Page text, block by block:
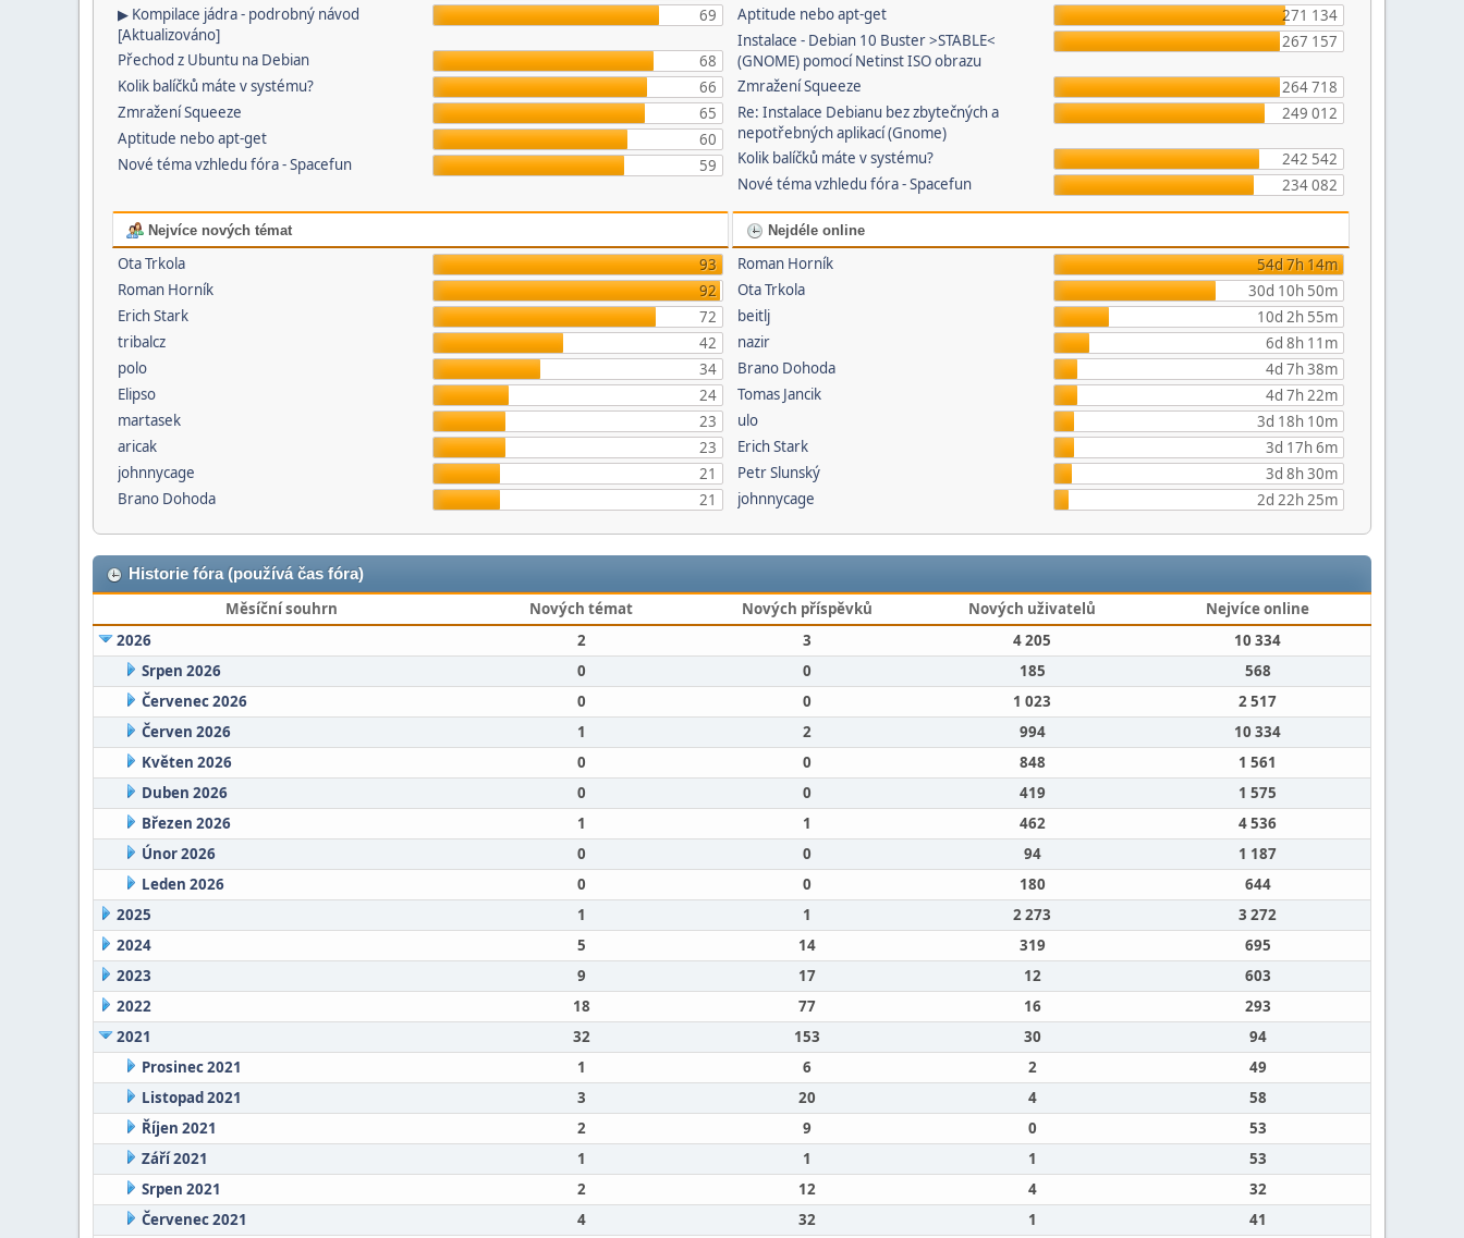
▶ Kompilace jádra - podrobný návod
[Aktualizováno]
69
Přechod z Ubuntu na Debian
68
Kolik balíčků máte v systému?
66
Zmražení Squeeze
65
Aptitude nebo apt-get
60
Nové téma vzhledu fóra - Spacefun
59
Aptitude nebo apt-get
271 134
Instalace - Debian 10 Buster >STABLE<
(GNOME) pomocí Netinst ISO obrazu
267 157
Zmražení Squeeze
264 718
Re: Instalace Debianu bez zbytečných a
nepotřebných aplikací (Gnome)
249 012
Kolik balíčků máte v systému?
242 542
Nové téma vzhledu fóra - Spacefun
234 082
Nejvíce nových témat
Ota Trkola
93
Roman Horník
92
Erich Stark
72
tribalcz
42
polo
34
Elipso
24
martasek
23
aricak
23
johnnycage
21
Brano Dohoda
21
Nejdéle online
Roman Horník
54d 7h 14m
Ota Trkola
30d 10h 50m
beitlj
10d 2h 55m
nazir
6d 8h 11m
Brano Dohoda
4d 7h 38m
Tomas Jancik
4d 7h 22m
ulo
3d 18h 10m
Erich Stark
3d 17h 6m
Petr Slunský
3d 8h 30m
johnnycage
2d 22h 25m
Historie fóra (používá čas fóra)
Měsíční souhrn Nových témat Nových příspěvků Nových uživatelů
Nejvíce online
2026
2 3 4 205
10 334
Srpen 2026
0 0 185
568
Červenec 2026
0 0 1 023
2 517
Červen 2026
1 2 994
10 334
Květen 2026
0 0 848
1 561
Duben 2026
0 0 419
1 575
Březen 2026
1 1 462
4 536
Únor 2026
0 0 94
1 187
Leden 2026
0 0 180
644
2025
1 1 2 273
3 272
2024
5 14 319
695
2023
9 17 12
603
2022
18 77 16
293
2021
32 153 30
94
Prosinec 2021
1 6 2
49
Listopad 2021
3 20 4
58
Říjen 2021
2 9 0
53
Září 2021
1 1 1
53
Srpen 2021
2 12 4
32
Červenec 2021
4 32 1
41